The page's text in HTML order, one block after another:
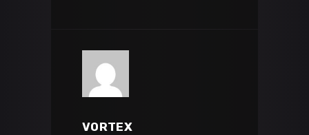
VORTEX